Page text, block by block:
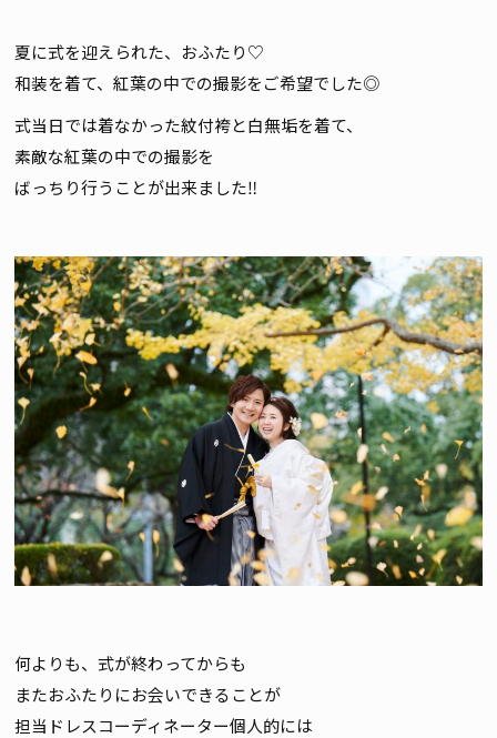
夏に式を迎えられた、おふたり♡
和装を着て、紅葉の中での撮影をご希望でした◎
式当日では着なかった紋付袴と白無垢を着て、
素敵な紅葉の中での撮影を
ばっちり行うことが出来ました‼
何よりも、式が終わってからも
またおふたりにお会いできることが
担当ドレスコーディネーター個人的には